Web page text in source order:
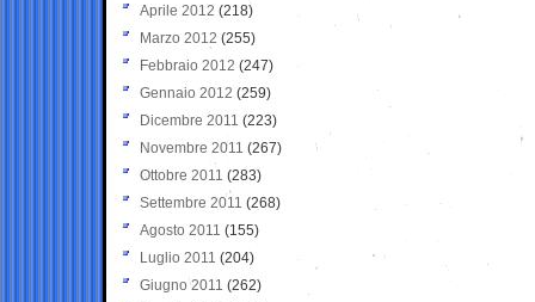
Aprile 2012 (218)
Marzo 2012 (255)
Febbraio 2012 (247)
Gennaio 2012 (259)
Dicembre 2011 (223)
Novembre 2011 (267)
Ottobre 2011 (283)
Settembre 2011 (268)
Agosto 2011 (155)
Luglio 2011 (204)
Giugno 2011 (262)